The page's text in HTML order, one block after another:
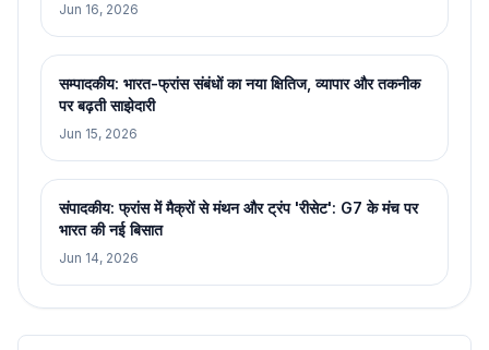
Jun 16, 2026
सम्पादकीय: भारत-फ्रांस संबंधों का नया क्षितिज, व्यापार और तकनीक
पर बढ़ती साझेदारी
Jun 15, 2026
संपादकीय: फ्रांस में मैक्रों से मंथन और ट्रंप 'रीसेट': G7 के मंच पर
भारत की नई बिसात
Jun 14, 2026